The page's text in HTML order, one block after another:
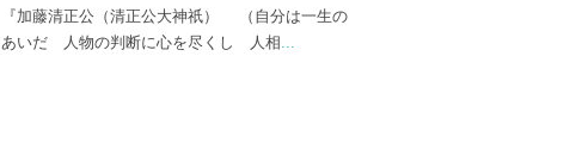
『加藤清正公（清正公大神祇） （自分は一生の
あいだ 人物の判断に心を尽くし 人相